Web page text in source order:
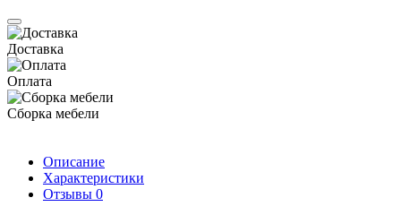
Доставка
Оплата
Сборка мебели
Описание
Характеристики
Отзывы 0